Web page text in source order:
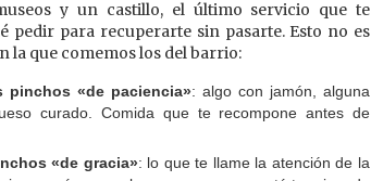
y un castillo, el último servicio que te
pedir para recuperarte sin pasarte. Esto no es
la que comemos los del barrio:
pinchos «de paciencia»: algo con jamón, alguna
curado. Comida que te recompone antes de
«de gracia»: lo que te llame la atención de la